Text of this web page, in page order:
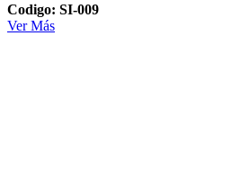
Codigo: SI-009
Ver Más